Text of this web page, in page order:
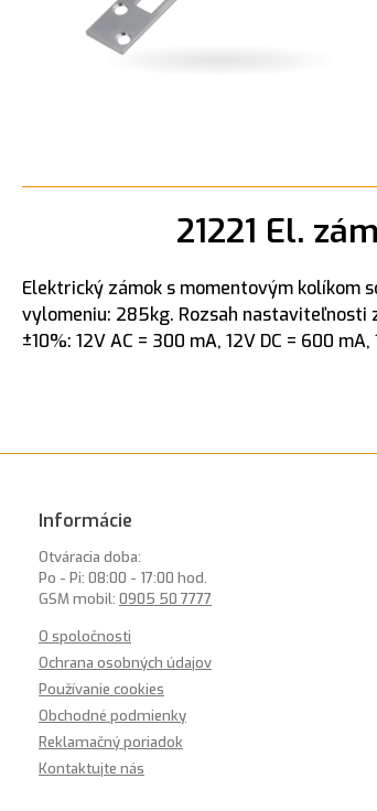
21221 El.
Elektrický zámok s momentovým kolíkom
vylomeniu: 285kg. Rozsah nastaviteľnosti
±10%: 12V AC = 300 mA, 12V DC = 600 mA,
Informácie
Otváracia doba:
Po - Pi: 08:00 - 17:00 hod.
GSM mobil: 0905 50 7777
O spoločnosti
Ochrana osobných údajov
Používanie cookies
Obchodné podmienky
Reklamačný poriadok
Kontaktujte nás